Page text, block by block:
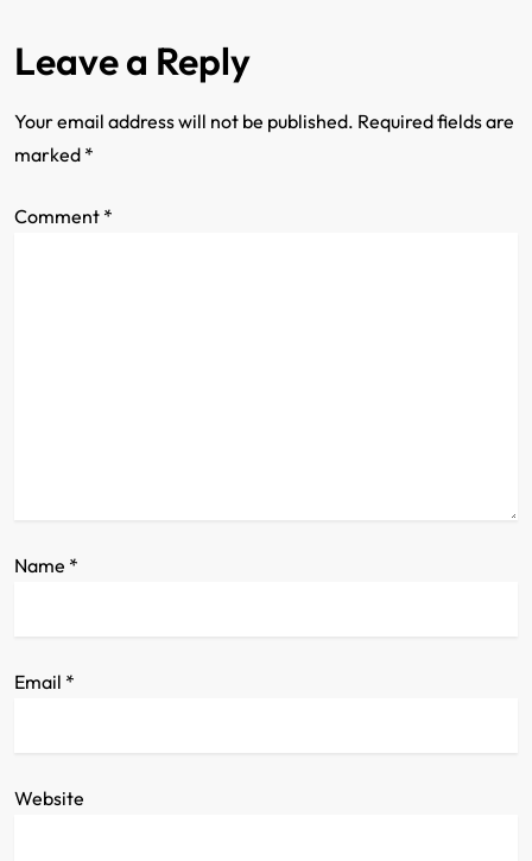
v
i
a
Leave a Reply
Your email address will not be published. Required fields are
marked *
Comment *
Name *
Email *
Website